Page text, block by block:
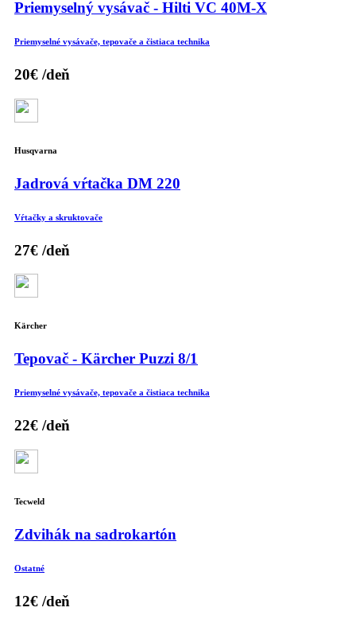
Priemyselný vysávač - Hilti VC 40M-X
Priemyselné vysávače, tepovače a čistiaca technika
20€ /deň
Husqvarna
Jadrová vŕtačka DM 220
Vŕtačky a skruktovače
27€ /deň
Kärcher
Tepovač - Kärcher Puzzi 8/1
Priemyselné vysávače, tepovače a čistiaca technika
22€ /deň
Tecweld
Zdvihák na sadrokartón
Ostatné
12€ /deň